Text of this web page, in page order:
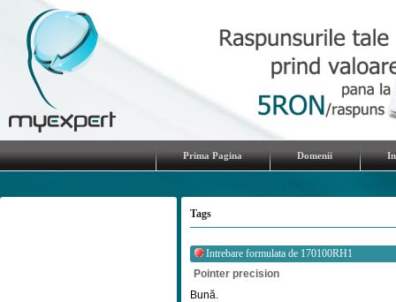
Prima Pagina Domenii
Tags
Intrebare formulata de 170100RH1
Pointer precision
Bună.